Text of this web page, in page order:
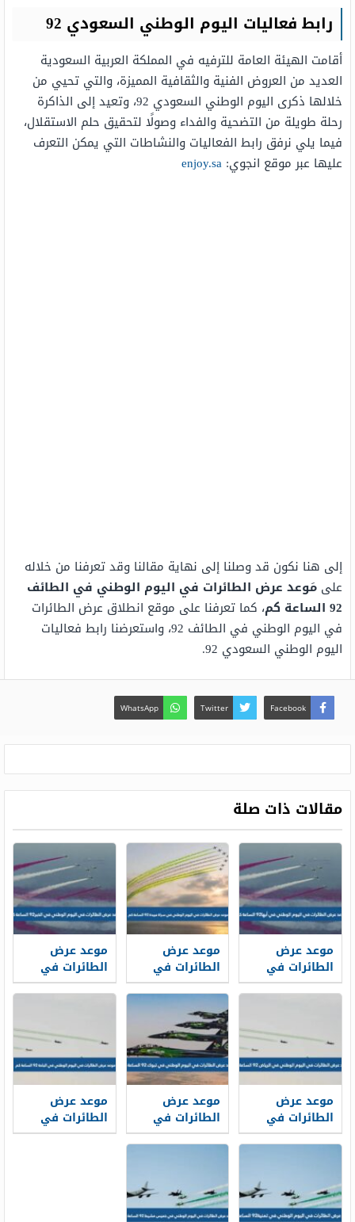
رابط فعاليات اليوم الوطني السعودي 92
أقامت الهيئة العامة للترفيه في المملكة العربية السعودية
العديد من العروض الفنية والثقافية المميزة، والتي تحيي من
خلالها ذكرى اليوم الوطني السعودي 92، وتعيد إلى الذاكرة
رحلة طويلة من التضحية والفداء وصولًا لتحقيق حلم الاستقلال،
فيما يلي نرفق رابط الفعاليات والنشاطات التي يمكن التعرف
عليها عبر موقع انجوي: enjoy.sa
إلى هنا نكون قد وصلنا إلى نهاية مقالنا وقد تعرفنا من خلاله
على مَوعد عرض الطائرات في اليوم الوطني في الطائف
92 الساعة كم
، كما تعرفنا على موقع انطلاق عرض الطائرات
في اليوم الوطني في الطائف 92، واستعرضنا رابط فعاليات
اليوم الوطني السعودي 92.
Facebook
Twitter
WhatsApp
مقالات ذات صلة
موعد عرض
الطائرات في
اليوم الوطني
موعد عرض
الطائرات في
اليوم الوطني
في سراة عبيدة
92 الساعة كم
موعد عرض
الطائرات في
اليوم الوطني
موعد عرض
الطائرات في
اليوم الوطني
في الرياض 92
موعد عرض
الطائرات في
اليوم الوطني
في الخبر 92
موعد عرض
الطائرات في
اليوم الوطني